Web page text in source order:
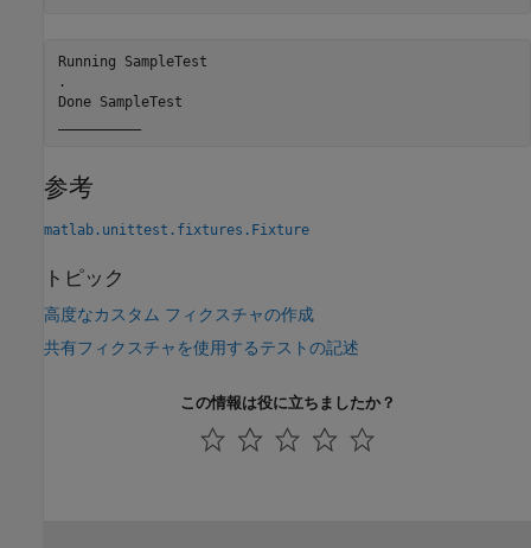
Running SampleTest
.
Done SampleTest
参考
matlab.unittest.fixtures.Fixture
トピック
高度なカスタム フィクスチャの作成
共有フィクスチャを使用するテストの記述
この情報は役に立ちましたか？